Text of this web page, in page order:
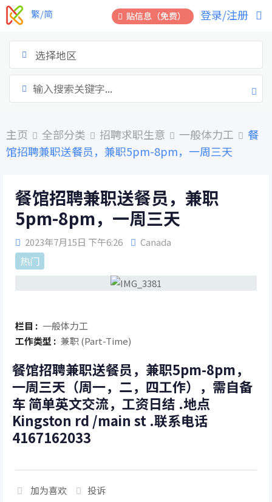
跳
到
贴信息（免费） 登录/注册
繁/简
选择地区
主页 全部分类 招聘求职生意 一般体力工
餐
馆招聘兼职送餐员，兼职5pm-8pm，一周三天
餐馆招聘兼职送餐员，兼职
5pm-8pm，一周三天
2023年7月15日 下午6:26 Canada
热门
栏目 : 一般体力工
工作类型 : 兼职 (Part-Time)
餐馆招聘兼职送餐员，兼职5pm-8pm，
一周三天（周一，二，四工作），需自备
车 简单英文交流，工资日结 .地点
Kingston rd /main st .联系电话
4167162033
加为喜欢 投诉